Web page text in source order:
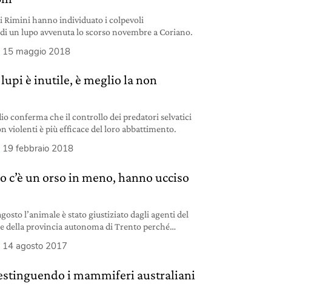
Rimini hanno individuato i colpevoli
un lupo avvenuta lo scorso novembre a Coriano.
15 maggio 2018
è inutile, è meglio la non
conferma che il controllo dei predatori selvatici
violenti è più efficace del loro abbattimento.
19 febbraio 2018
c’è un orso in meno, hanno ucciso
l’animale è stato giustiziato dagli agenti del
della provincia autonoma di Trento perché
14 agosto 2017
i mammiferi australiani